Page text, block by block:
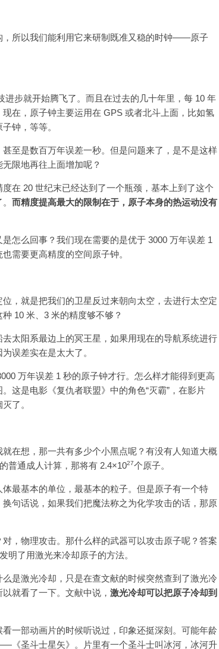
所以我们能利用它来研制既准又稳的时钟——原子
步就开始腾飞了。而且在过去的几十年里，每 10 年
在，原子钟主要运用在 GPS 或者北斗上面，比如氢
钟，等等。
是数百万年误差一秒。但是问题来了，是不是这样
限地再往上面增加呢？
20 世纪末已经达到了一个瓶颈，基本上到了这个
。而精度提高最大的限制在于，原子本身的热运动没有
么回事？我们现在需要的是优于 3000 万年误差 1
也需要更高精度的空间原子钟。
就是把我们的卫星反过来朝向太空，去进行太空定
10 米、3 米的精度够不够？
阳系最边上的冥王星，如果用现在的导航系统进行
误差实在是太大了。
万年误差 1 秒的原子钟才行。怎么样才能得到更高
这是电影《复仇者联盟》中的角色“灭霸”，在影片
了。
想，那一共有多少个小黑点呢？有没有人知道大概
普通成人计算，那将有 2.4×1027个原子。
基本的单位，最基本的粒子。但是原子有一个特
句话说，如果我们把魔法称之为化学攻击的话，那原
物理攻击。那什么样的武器可以攻击原子呢？答案
明了用激光来冷却原子的方法。
激光冷却，只是在查文献的时候突然查到了激光冷
就看了一下。文献中说，激光冷却可以把原子冷却到
部动画片的时候听说过，印象还挺深刻。可能年龄
《圣斗士星矢》。片里有一个圣斗士叫冰河，冰河升